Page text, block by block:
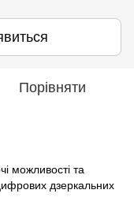
Порівняти
можливості та
дзеркальних